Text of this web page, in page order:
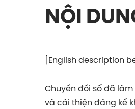
NỘI
[English description
Chuyển đổi số đã
và cải thiện đáng kể